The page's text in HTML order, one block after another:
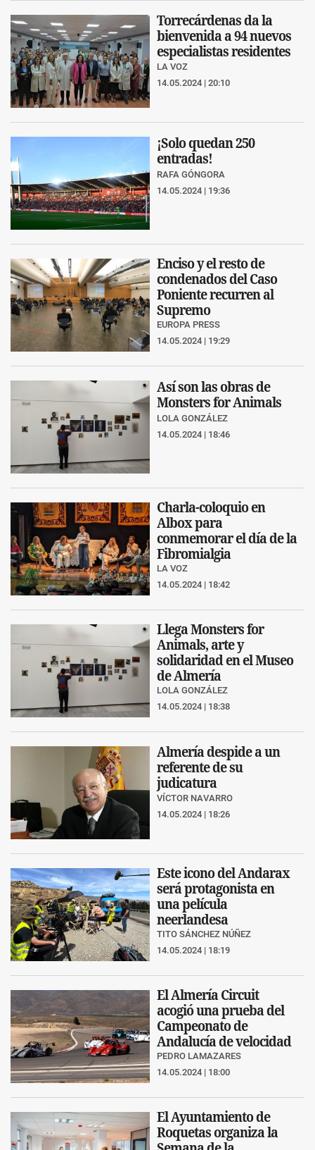
Torrecárdenas da la
bienvenida a 94 nuevos
especialistas residentes
LA VOZ
14.05.2024 | 20:10
¡Solo quedan 250
entradas!
RAFA GÓNGORA
14.05.2024 | 19:36
Enciso y el resto de
condenados del Caso
Poniente recurren al
Supremo
EUROPA PRESS
14.05.2024 | 19:29
Así son las obras de
Monsters for Animals
LOLA GONZÁLEZ
14.05.2024 | 18:46
Charla-coloquio en
Albox para
conmemorar el día de la
Fibromialgia
LA VOZ
14.05.2024 | 18:42
Llega Monsters for
Animals, arte y
solidaridad en el Museo
de Almería
LOLA GONZÁLEZ
14.05.2024 | 18:38
Almería despide a un
referente de su
judicatura
VÍCTOR NAVARRO
14.05.2024 | 18:26
Este icono del Andarax
será protagonista en
una película
neerlandesa
TITO SÁNCHEZ NÚÑEZ
14.05.2024 | 18:19
El Almería Circuit
acogió una prueba del
Campeonato de
Andalucía de velocidad
PEDRO LAMAZARES
14.05.2024 | 18:00
El Ayuntamiento de
Roquetas organiza la